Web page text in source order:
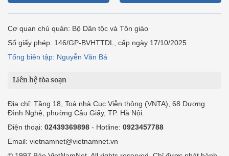
Cơ quan chủ quản: Bộ Dân tộc và Tôn giáo
Số giấy phép: 146/GP-BVHTTDL, cấp ngày 17/10/2025
Tổng biên tập: Nguyễn Văn Bá
Liên hệ tòa soạn
Địa chỉ: Tầng 18, Toà nhà Cục Viễn thông (VNTA), 68 Dương
Đình Nghệ, phường Cầu Giấy, TP. Hà Nội.
Điện thoại: 02439369898 - Hotline: 0923457788
Email: vietnamnet@vietnamnet.vn